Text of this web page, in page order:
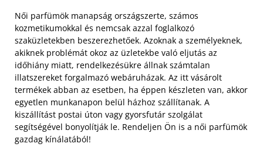
Női parfümök manapság országszerte, számos
kozmetikumokkal és nemcsak azzal foglalkozó
szaküzletekben beszerezhetőek. Azoknak a személyeknek,
akiknek problémát okoz az üzletekbe való eljutás az
időhiány miatt, rendelkezésükre állnak számtalan
illatszereket forgalmazó webáruházak. Az itt vásárolt
termékek abban az esetben, ha éppen készleten van, akkor
egyetlen munkanapon belül házhoz szállítanak. A
kiszállítást postai úton vagy gyorsfutár szolgálat
segítségével bonyolítják le. Rendeljen Ön is a női parfümök
gazdag kínálatából!